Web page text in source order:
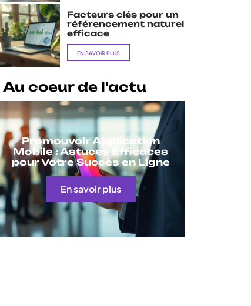
Facteurs clés pour un
référencement naturel
efficace
EN SAVOIR PLUS
Au coeur de l'actu
Promouvoir Application
Mobile : Astuces Efficaces
pour Votre Succès en Ligne
En savoir plus